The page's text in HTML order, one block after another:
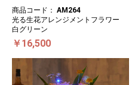
商品コード： AM264
光る生花アレンジメントフラワー
白グリーン
￥16,500